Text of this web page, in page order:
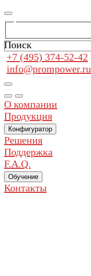
Поиск
+7 (495) 374-52-42
info@prompower.ru
О компании
Продукция
Конфигуратор
Решения
Поддержка
F.A.Q.
Обучение
Контакты